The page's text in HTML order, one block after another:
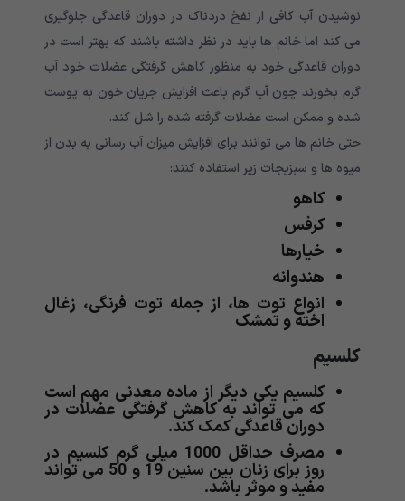
نوشیدن آب کافی از نفخ دردناک در دوران قاعدگی جلوگیری
می کند اما خانم ها باید در نظر داشته باشند که بهتر است در
دوران قاعدگی خود به منظور کاهش گرفتگی عضلات خود آب
گرم بخورند چون آب گرم باعث افزایش جریان خون به پوست
شده و ممکن است عضلات گرفته شده را شل کند.
حتی خانم ها می توانند برای افزایش میزان آب رسانی به بدن از
میوه ها و سبزیجات زیر استفاده کنند:
کاهو
کرفس
خیارها
هندوانه
انواع توت ها، از جمله توت فرنگی، زغال
اخته و تمشک
کلسیم
کلسیم یکی دیگر از ماده معدنی مهم است
که می تواند به کاهش گرفتگی عضلات در
دوران قاعدگی کمک کند.
مصرف حداقل 1000 میلی گرم کلسیم در
روز برای زنان بین سنین 19 و 50 می تواند
مفید و موثر باشد.